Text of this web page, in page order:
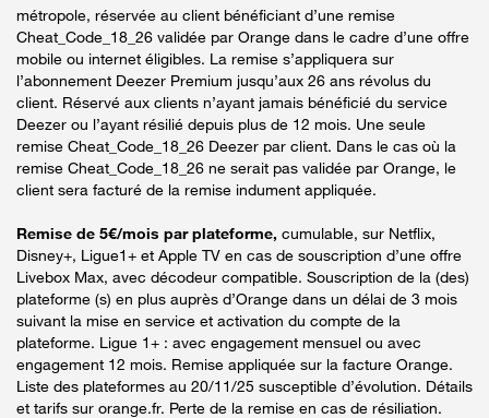
métropole, réservée au client bénéficiant d’une remise
Cheat_Code_18_26 validée par Orange dans le cadre d’une offre
mobile ou internet éligibles. La remise s’appliquera sur
l’abonnement Deezer Premium jusqu’aux 26 ans révolus du
client. Réservé aux clients n’ayant jamais bénéficié du service
Deezer ou l’ayant résilié depuis plus de 12 mois. Une seule
remise Cheat_Code_18_26 Deezer par client. Dans le cas où la
remise Cheat_Code_18_26 ne serait pas validée par Orange, le
client sera facturé de la remise indument appliquée.
Remise de 5€/mois par plateforme, cumulable, sur Netflix,
Disney+, Ligue1+ et Apple TV en cas de souscription d’une offre
Livebox Max, avec décodeur compatible. Souscription de la (des)
plateforme (s) en plus auprès d’Orange dans un délai de 3 mois
suivant la mise en service et activation du compte de la
plateforme. Ligue 1+ : avec engagement mensuel ou avec
engagement 12 mois. Remise appliquée sur la facture Orange.
Liste des plateformes au 20/11/25 susceptible d’évolution. Détails
et tarifs sur orange.fr. Perte de la remise en cas de résiliation.